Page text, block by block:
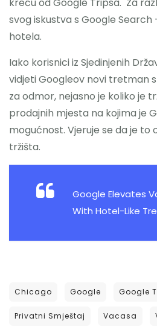
svog iskustva s Google
hotela.
Iako korisnici iz Sjedinjenih
vidjeti Googleov novi tretman
za odmor, nejasno je koliko je
prodajnih mjesta na kojima je
mogućnost. Vjeruje se da je to
tržišta.
Google Elevates
With Hotel-Like
Chicago Google Google
Privatni Smještaj Vacasa